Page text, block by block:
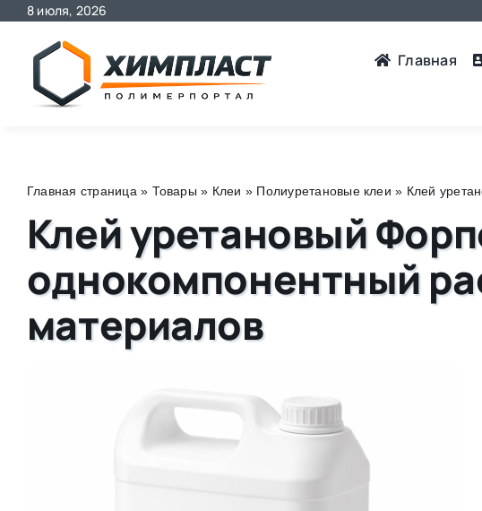
Skip
content
8 июля, 2026
Главная
Главная страница » Товары » Клеи » Полиуретановые клеи » Клей
Клей уретановый
однокомпонентный
материалов